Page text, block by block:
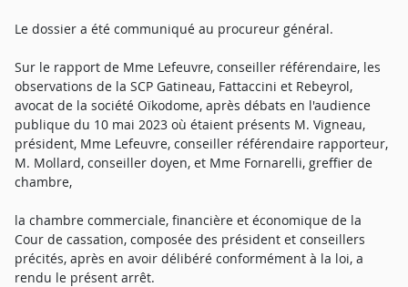
Le dossier a été communiqué au procureur général.
Sur le rapport de Mme Lefeuvre, conseiller référendaire, les
observations de la SCP Gatineau, Fattaccini et Rebeyrol,
avocat de la société Oïkodome, après débats en l'audience
publique du 10 mai 2023 où étaient présents M. Vigneau,
président, Mme Lefeuvre, conseiller référendaire rapporteur,
M. Mollard, conseiller doyen, et Mme Fornarelli, greffier de
chambre,
la chambre commerciale, financière et économique de la
Cour de cassation, composée des président et conseillers
précités, après en avoir délibéré conformément à la loi, a
rendu le présent arrêt.